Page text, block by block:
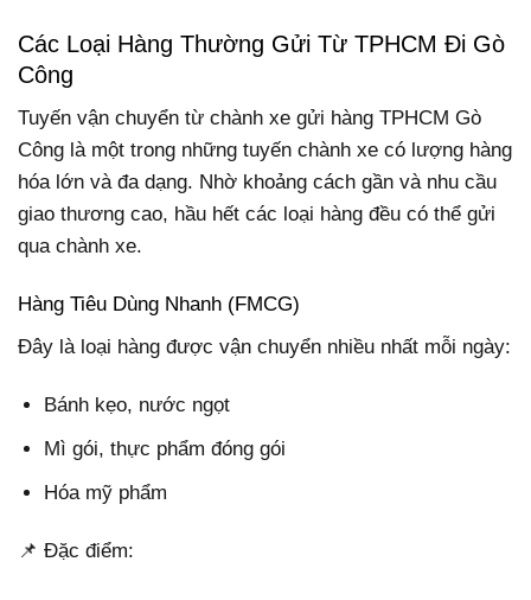
Các Loại Hàng Thường Gửi Từ TPHCM Đi Gò
Công
Tuyến vận chuyển từ chành xe gửi hàng TPHCM Gò
Công là một trong những tuyến chành xe có lượng hàng
hóa lớn và đa dạng. Nhờ khoảng cách gần và nhu cầu
giao thương cao, hầu hết các loại hàng đều có thể gửi
qua chành xe.
Hàng Tiêu Dùng Nhanh (FMCG)
Đây là loại hàng được vận chuyển nhiều nhất mỗi ngày:
Bánh kẹo, nước ngọt
Mì gói, thực phẩm đóng gói
Hóa mỹ phẩm
📌 Đặc điểm: